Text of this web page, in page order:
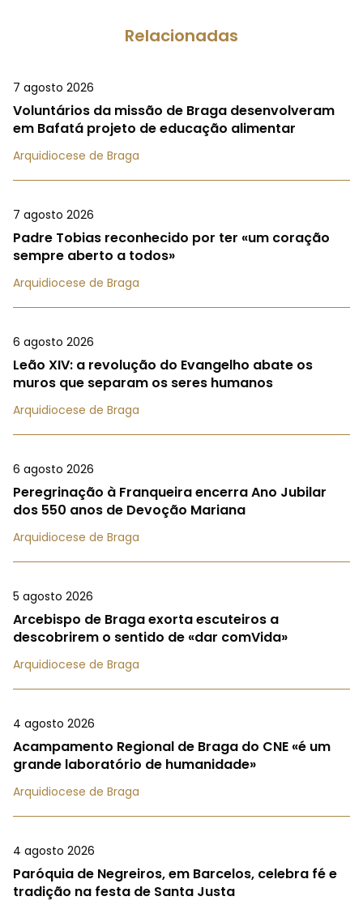
Relacionadas
7 agosto 2026
Voluntários da missão de Braga desenvolveram
em Bafatá projeto de educação alimentar
Arquidiocese de Braga
7 agosto 2026
Padre Tobias reconhecido por ter «um coração
sempre aberto a todos»
Arquidiocese de Braga
6 agosto 2026
Leão XIV: a revolução do Evangelho abate os
muros que separam os seres humanos
Arquidiocese de Braga
6 agosto 2026
Peregrinação à Franqueira encerra Ano Jubilar
dos 550 anos de Devoção Mariana
Arquidiocese de Braga
5 agosto 2026
Arcebispo de Braga exorta escuteiros a
descobrirem o sentido de «dar comVida»
Arquidiocese de Braga
4 agosto 2026
Acampamento Regional de Braga do CNE «é um
grande laboratório de humanidade»
Arquidiocese de Braga
4 agosto 2026
Paróquia de Negreiros, em Barcelos, celebra fé e
tradição na festa de Santa Justa